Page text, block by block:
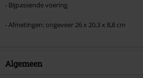
- Bijpassende voering
- Afmetingen: ongeveer 26 x 20,3 x 8,8 cm
Algemeen